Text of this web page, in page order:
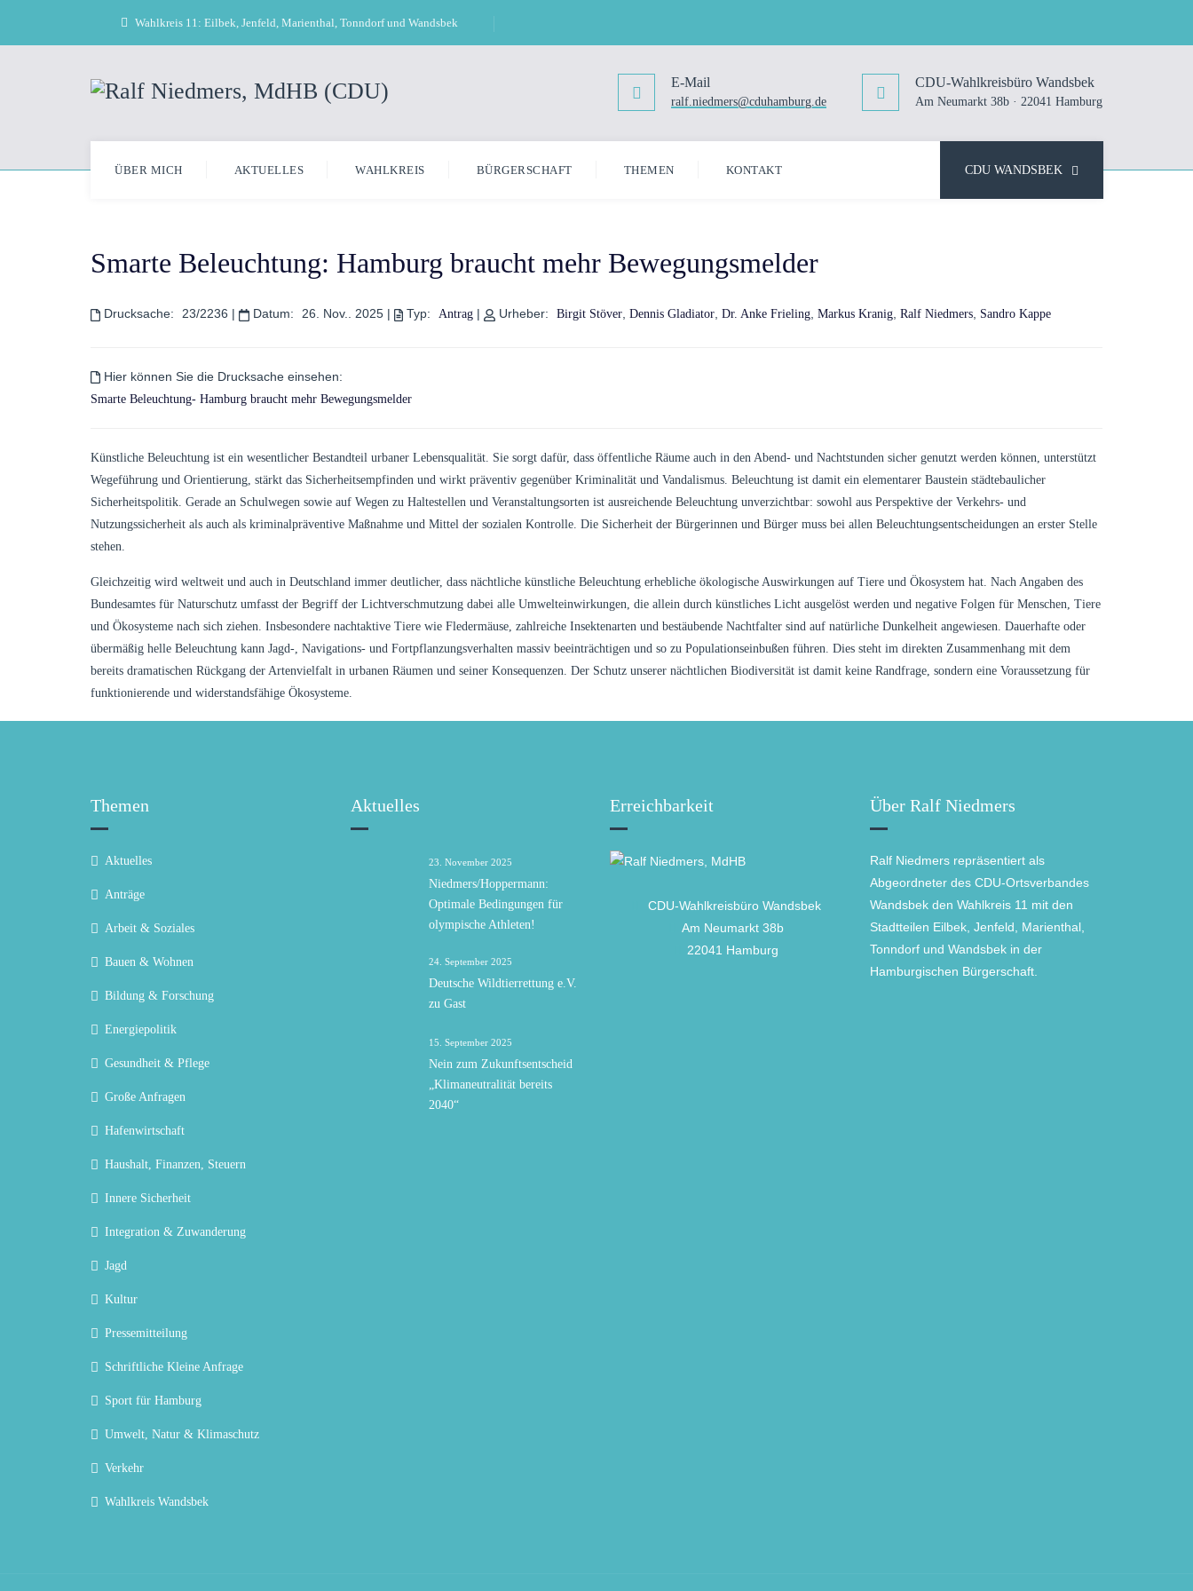
Wahlkreis 11: Eilbek, Jenfeld, Marienthal, Tonndorf und Wandsbek
E-Mail
ralf.niedmers@cduhamburg.de
CDU-Wahlkreisbüro Wandsbek
Am Neumarkt 38b · 22041 Hamburg
ÜBER MICH AKTUELLES WAHLKREIS BÜRGERSCHAFT THEMEN KONTAKT CDU WANDSBEK
Smarte Beleuchtung: Hamburg braucht mehr Bewegungsmelder
Drucksache: 23/2236 | Datum: 26. Nov.. 2025 | Typ: Antrag | Urheber: Birgit Stöver, Dennis Gladiator, Dr. Anke Frieling, Markus Kranig, Ralf Niedmers, Sandro Kappe
Hier können Sie die Drucksache einsehen:
Smarte Beleuchtung- Hamburg braucht mehr Bewegungsmelder
Künstliche Beleuchtung ist ein wesentlicher Bestandteil urbaner Lebensqualität. Sie sorgt dafür, dass öffentliche Räume auch in den Abend- und Nachtstunden sicher genutzt werden können, unterstützt
Wegeführung und Orientierung, stärkt das Sicherheitsempfinden und wirkt präventiv gegenüber Kriminalität und Vandalismus. Beleuchtung ist damit ein elementarer Baustein städtebaulicher
Sicherheitspolitik. Gerade an Schulwegen sowie auf Wegen zu Haltestellen und Veranstaltungsorten ist ausreichende Beleuchtung unverzichtbar: sowohl aus Perspektive der Verkehrs- und
Nutzungssicherheit als auch als kriminalpräventive Maßnahme und Mittel der sozialen Kontrolle. Die Sicherheit der Bürgerinnen und Bürger muss bei allen Beleuchtungsentscheidungen an erster Stelle
stehen.
Gleichzeitig wird weltweit und auch in Deutschland immer deutlicher, dass nächtliche künstliche Beleuchtung erhebliche ökologische Auswirkungen auf Tiere und Ökosystem hat. Nach Angaben des
Bundesamtes für Naturschutz umfasst der Begriff der Lichtverschmutzung dabei alle Umwelteinwirkungen, die allein durch künstliches Licht ausgelöst werden und negative Folgen für Menschen, Tiere
und Ökosysteme nach sich ziehen. Insbesondere nachtaktive Tiere wie Fledermäuse, zahlreiche Insektenarten und bestäubende Nachtfalter sind auf natürliche Dunkelheit angewiesen. Dauerhafte oder
übermäßig helle Beleuchtung kann Jagd-, Navigations- und Fortpflanzungsverhalten massiv beeinträchtigen und so zu Populationseinbußen führen. Dies steht im direkten Zusammenhang mit dem
bereits dramatischen Rückgang der Artenvielfalt in urbanen Räumen und seiner Konsequenzen. Der Schutz unserer nächtlichen Biodiversität ist damit keine Randfrage, sondern eine Voraussetzung für
funktionierende und widerstandsfähige Ökosysteme.
Themen
Aktuelles
Anträge
Arbeit & Soziales
Bauen & Wohnen
Bildung & Forschung
Energiepolitik
Gesundheit & Pflege
Große Anfragen
Hafenwirtschaft
Haushalt, Finanzen, Steuern
Innere Sicherheit
Integration & Zuwanderung
Jagd
Kultur
Pressemitteilung
Schriftliche Kleine Anfrage
Sport für Hamburg
Umwelt, Natur & Klimaschutz
Verkehr
Wahlkreis Wandsbek
Aktuelles
23. November 2025
Niedmers/Hoppermann:
Optimale Bedingungen für
olympische Athleten!
24. September 2025
Deutsche Wildtierrettung e.V.
zu Gast
15. September 2025
Nein zum Zukunftsentscheid
„Klimaneutralität bereits
2040“
Erreichbarkeit
CDU-Wahlkreisbüro Wandsbek
Am Neumarkt 38b
22041 Hamburg
Über Ralf Niedmers
Ralf Niedmers repräsentiert als
Abgeordneter des CDU-Ortsverbandes
Wandsbek den Wahlkreis 11 mit den
Stadtteilen Eilbek, Jenfeld, Marienthal,
Tonndorf und Wandsbek in der
Hamburgischen Bürgerschaft.